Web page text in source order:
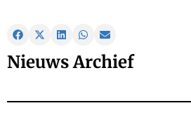
Nieuws Archief